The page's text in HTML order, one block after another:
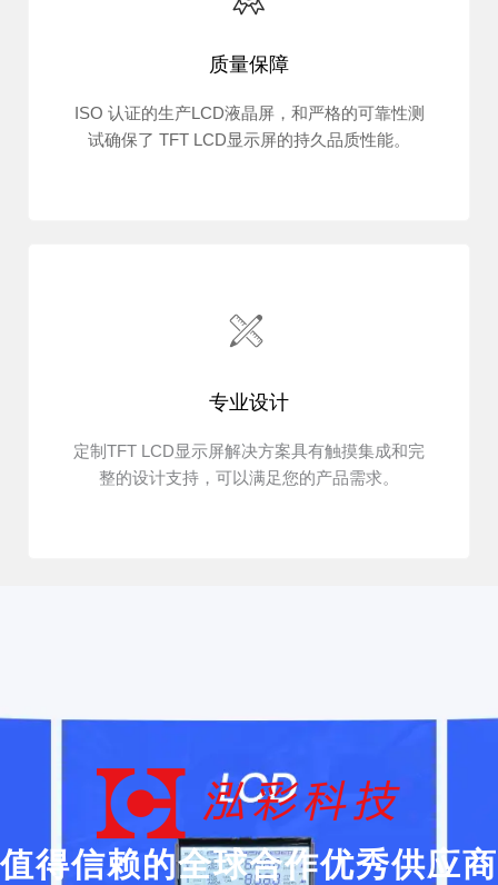
质量保障
ISO 认证的生产LCD液晶屏，和严格的可靠性测
试确保了 TFT LCD显示屏的持久品质性能。
专业设计
定制TFT LCD显示屏解决方案具有触摸集成和完
整的设计支持，可以满足您的产品需求。
值得信赖的全球合作优秀供应商